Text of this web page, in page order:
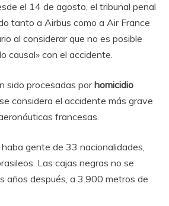
el 14 de agosto, el tribunal penal
tanto a Airbus como a Air France
al considerar que no es posible
causal» con el accidente.
sido procesadas porhomicidio
considera el accidente más grave
francesas.
gente de 33 nacionalidades,
Las cajas negras no se
años después, a 3.900 metros de